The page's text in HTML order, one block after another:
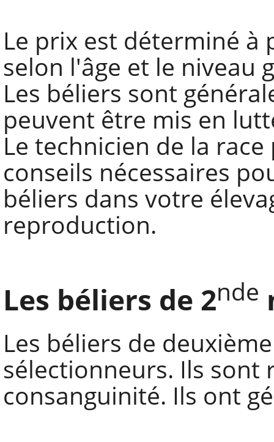
Le prix est déterminé à
selon l'âge et le niveau
Les béliers sont
peuvent être mis en
Le technicien de la
conseils nécessaires
béliers dans votre
reproduction.
Les béliers de 2nde
Les béliers de
sélectionneurs. Ils sont
consanguinité. Ils ont